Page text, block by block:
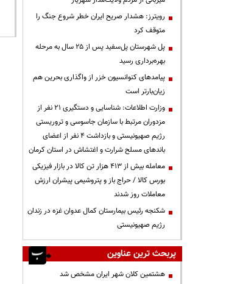
رویترز: هشدار صریح ایران خطر شروع جنگ را
متوقف کرد
پل شهرستان پل‌سفید پس از ۲۵ سال به مرحله
بهره‌برداری رسید
پیامدهای کنوانسیون خزر از واگذاری بحرین هم
زیان‌بارتر است
وزارت اطلاعات: شناسایی و دستگیری ۲۱ نفر از
مزدوران مرتبط با سازمان جاسوسی و تروریستی
رژیم صهیونیستی و بازداشت ۴ نفر از اعضای
باندهای مسلح شرارت و اغتشاش در استان کرمان
معامله بیش از ۴۱۳ هزار تن کالا در بازار فیزیکی
بورس کالا / حراج باز و پتروشیمی پیشران ارزش
معاملات روز شدند
شکنجه رئیس بیمارستان کمال عدوان غزه در زندان
رژیم صهیونیستی
پربحث ترین عناوین
هشتمین کلان شهر ایران مشخص شد